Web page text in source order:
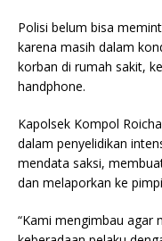
Polisi belum bisa
karena masih dalam
korban di rumah sakit,
handphone.
Kapolsek Kompol
dalam penyelidikan
mendata saksi,
dan melaporkan ke
“Kami mengimbau agar